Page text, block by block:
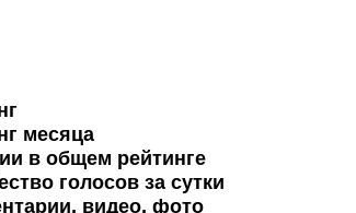
месяца
в общем рейтинге
голосов за сутки
видео, фото